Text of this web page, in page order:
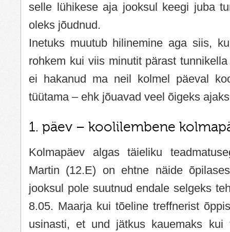
selle lühikese aja jooksul keegi juba
oleks jõudnud.
Inetuks muutub hilinemine aga siis,
rohkem kui viis minutit pärast
ei hakanud ma neil kolmel päeval
tüütama – ehk jõuavad veel õigeks
1. päev – koolilembene
Kolmapäev algas täieliku
Martin (12.E) on ehtne näide
jooksul pole suutnud endale selgeks
8.05. Maarja kui tõeline treffnerist
usinasti, et und jätkus kauemaks kui